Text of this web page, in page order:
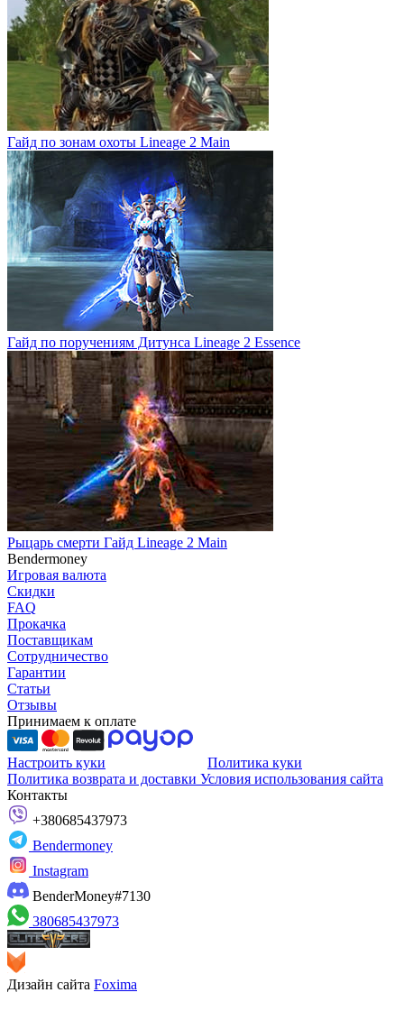
Гайд по зонам охоты Lineage 2 Main
Гайд по поручениям Дитунса Lineage 2 Essence
Рыцарь смерти Гайд Lineage 2 Main
Bendermoney
Игровая валюта
Скидки
FAQ
Прокачка
Поставщикам
Сотрудничество
Гарантии
Статьи
Отзывы
Принимаем к оплате
Настроить куки
Политика куки
Политика возврата и доставки Условия использования сайта
Контакты
+380685437973
Bendermoney
Instagram
BenderMoney#7130
380685437973
Дизайн сайта Foxima